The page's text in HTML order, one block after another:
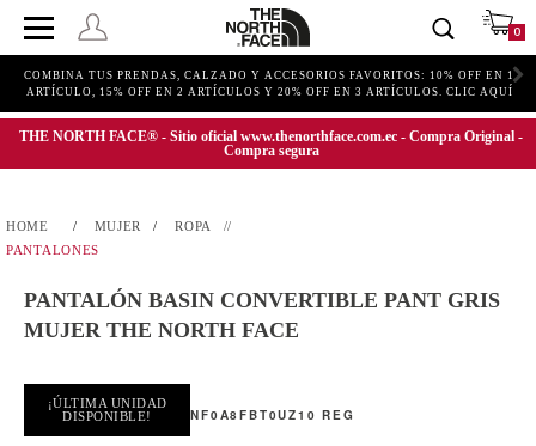
0
COMBINA TUS PRENDAS, CALZADO Y ACCESORIOS FAVORITOS: 10% OFF EN 1
ARTÍCULO, 15% OFF EN 2 ARTÍCULOS Y 20% OFF EN 3 ARTÍCULOS. CLIC AQUÍ
THE NORTH FACE® - Sitio oficial www.thenorthface.com.ec - Compra Original -
Compra segura
MUJER
ROPA
PANTALONES
PANTALÓN BASIN CONVERTIBLE PANT GRIS
MUJER THE NORTH FACE
¡ÚLTIMA UNIDAD
DISPONIBLE!
NF0A8FBT0UZ10 REG